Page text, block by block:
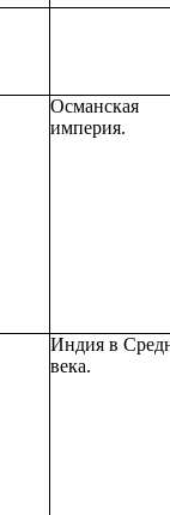
Османская
империя.
Индия в
века.